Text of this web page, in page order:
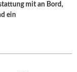
mit an Bord,
ein